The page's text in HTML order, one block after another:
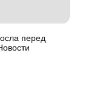
перед